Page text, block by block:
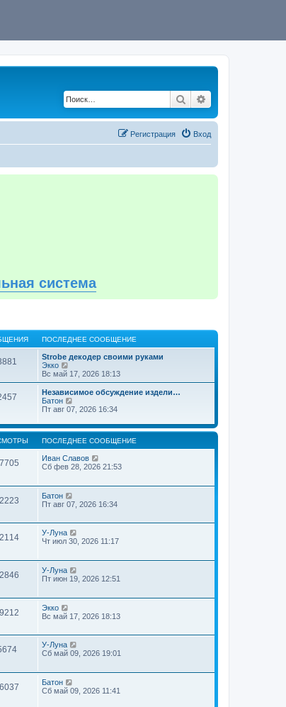
Поиск
Вход
Регистрация
система
ПОСЛЕДНЕЕ СООБЩЕНИЕ
Strobe декодер своими руками
Экко
е
р
е
й
т
к
п
о
с
л
е
е
м
у
о
о
б
е
н
и
Вс май 17, 2026 18:13
Независимое обсуждение издели…
Батон
е
е
й
т
и
к
п
с
е
д
м
у
о
о
б
и
ю
Пт авг 07, 2026 16:34
ПОСЛЕДНЕЕ СООБЩЕНИЕ
Иван Славов
Сб фев 28, 2026 21:53
Батон
Пт авг 07, 2026 16:34
У-Луна
Чт июл 30, 2026 11:17
У-Луна
Пт июн 19, 2026 12:51
Экко
Вс май 17, 2026 18:13
У-Луна
Сб май 09, 2026 19:01
Батон
Сб май 09, 2026 11:41